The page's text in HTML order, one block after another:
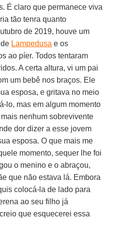
É claro que permanece viva
tão tenra quanto
de 2019, houve um
Lampedusa e os
ao píer. Todos tentaram
A certa altura, vi um pai
um bebê nos braços. Ele
esposa, e gritava no meio
lo, mas em algum momento
nenhum sobrevivente
dor dizer a esse jovem
esposa. O que mais me
momento, sequer lhe foi
o menino e o abraçou,
que não estava lá. Embora
colocá-la de lado para
ao seu filho já
que esquecerei essa